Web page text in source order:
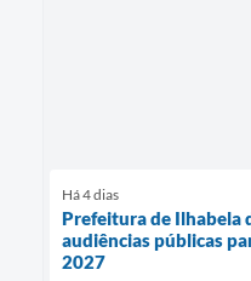
Há 4 dias
Prefeitura de Ilhabela
audiências públicas
2027